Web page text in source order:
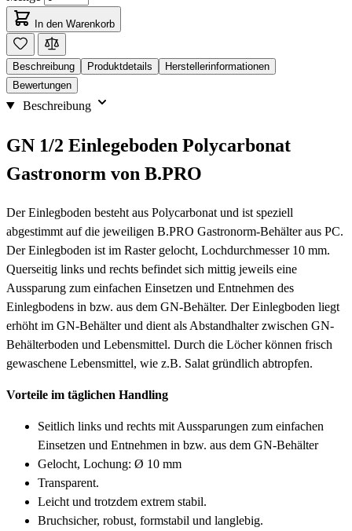
In den Warenkorb
Beschreibung Produktdetails
Herstellerinformationen
Bewertungen
Beschreibung
GN 1/2 Einlegeboden Polycarbonat
Gastronorm von B.PRO
Der Einlegboden besteht aus Polycarbonat und ist speziell
abgestimmt auf die jeweiligen B.PRO Gastronorm-Behälter aus PC.
Der Einlegboden ist im Raster gelocht, Lochdurchmesser 10 mm.
Querseitig links und rechts befindet sich mittig jeweils eine
Aussparung zum einfachen Einsetzen und Entnehmen des
Einlegbodens in bzw. aus dem GN-Behälter. Der Einlegboden liegt
erhöht im GN-Behälter und dient als Abstandhalter zwischen GN-
Behälterboden und Lebensmittel. Durch die Löcher können frisch
gewaschene Lebensmittel, wie z.B. Salat gründlich abtropfen.
Vorteile im täglichen Handling
Seitlich links und rechts mit Aussparungen zum einfachen
Einsetzen und Entnehmen in bzw. aus dem GN-Behälter
Gelocht, Lochung: Ø 10 mm
Transparent.
Leicht und trotzdem extrem stabil.
Bruchsicher, robust, formstabil und langlebig.